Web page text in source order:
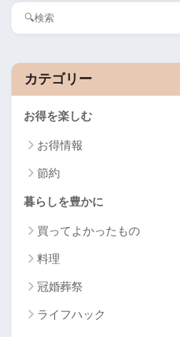
カテゴリー
お得を楽しむ
お得情報
節約
暮らしを豊かに
買ってよかったもの
料理
冠婚葬祭
ライフハック